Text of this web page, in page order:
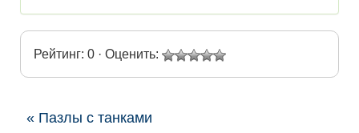
Рейтинг: 0 · Оценить:
« Пазлы с танками